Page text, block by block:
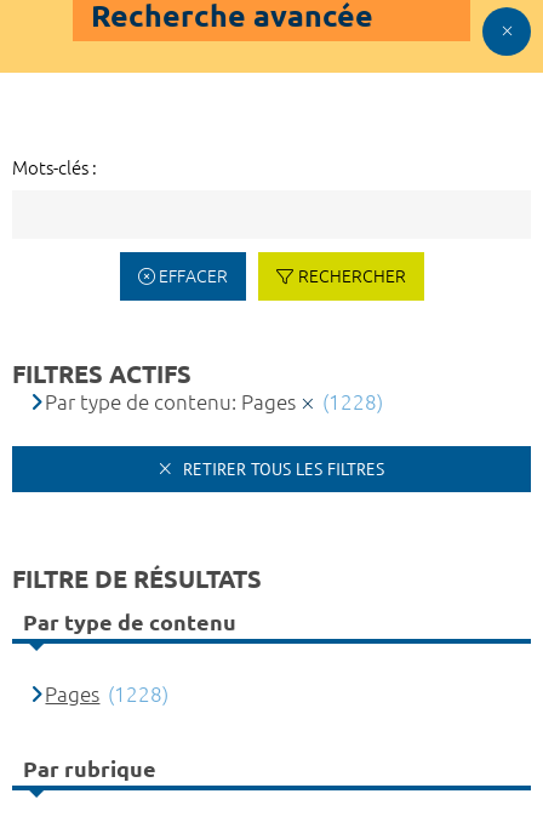
Recherche avancée
Mots-clés :
EFFACER RECHERCHER
FILTRES ACTIFS
Par type de contenu: Pages (1228)
RETIRER TOUS LES FILTRES
FILTRE DE RÉSULTATS
Par type de contenu
Pages (1228)
Par rubrique